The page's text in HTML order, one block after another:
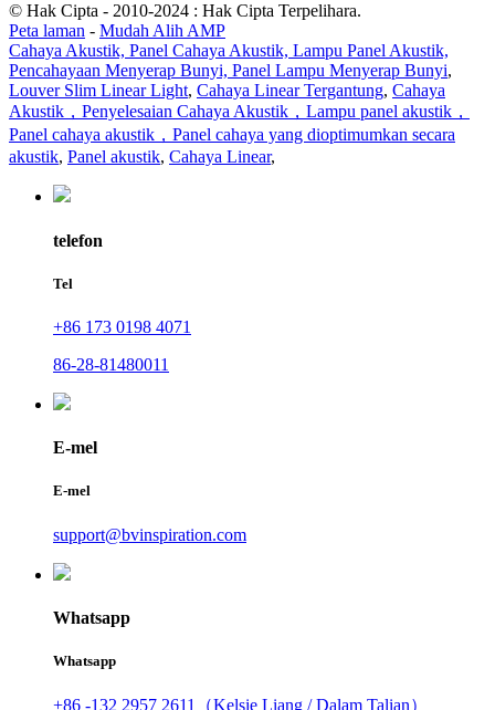
© Hak Cipta - 2010-2024 : Hak Cipta Terpelihara.
Peta laman - Mudah Alih AMP
Cahaya Akustik, Panel Cahaya Akustik, Lampu Panel Akustik,
Pencahayaan Menyerap Bunyi, Panel Lampu Menyerap Bunyi,
Louver Slim Linear Light, Cahaya Linear Tergantung, Cahaya
Akustik，Penyelesaian Cahaya Akustik，Lampu panel akustik，
Panel cahaya akustik，Panel cahaya yang dioptimumkan secara
akustik, Panel akustik, Cahaya Linear,
telefon
Tel
+86 173 0198 4071
86-28-81480011
E-mel
E-mel
support@bvinspiration.com
Whatsapp
Whatsapp
+86 -132 2957 2611（Kelsie Liang / Dalam Talian）